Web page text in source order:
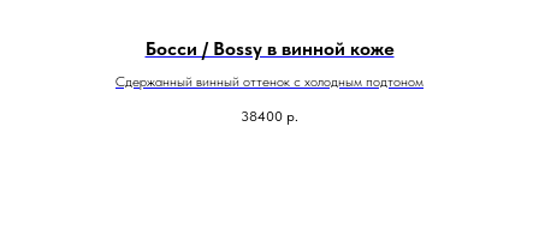
Босси / Bossy в винной коже
Сдержанный винный оттенок с холодным подтоном
38400 р.